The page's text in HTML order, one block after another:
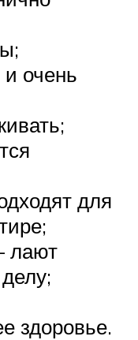
очень
для
лают
здоровье.